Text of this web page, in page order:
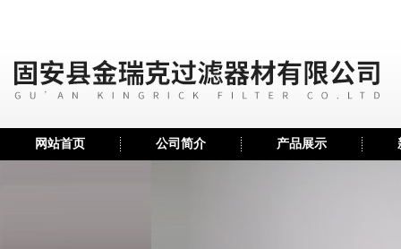
网站首页 公司简介 产品展示